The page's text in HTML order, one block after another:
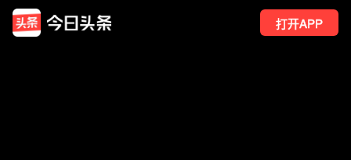
打开APP